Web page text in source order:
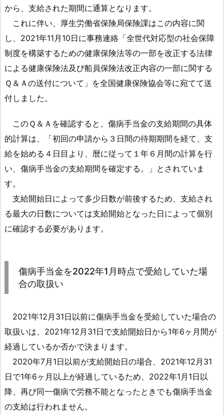
月
か
病
手
当
金
支
給
さ
た
間
に
通
傷
病
金
を
2
0
年
1
から、支給された期間に通算となります。
これに伴い、厚生労働省保険局保険課はこの内容に関
し、2021年11月10日に事務連絡「全世代対応型の社会保障
制度を構築するための健康保険法等の一部を改正する法律
による健康保険法及び船員保険法改正内容の一部に関する
Ｑ＆Ａの送付について」を全国健康保険協会等に宛てて送
付しました。
このＱ＆Ａを確認すると、傷病手当金の支給期間の具体
的計算は、「初回の申請から３日間の待期期間を経て、支
給を始める４日目より、暦に従って１年６月間の計算を行
い、傷病手当金の支給期間を確定する。」とされていま
す。
支給開始日によって多少日数が前後するため、支給され
る最大の日数については支給開始となった日によって個別
に確認する必要があります。
傷病手当金を2022年1月時点で受給していた場
合の取扱い
2021年12月31日以前に傷病手当金を受給していた場合の
取扱いは、2021年12月31日で支給開始日から1年6ヶ月間が
経過しているか否かで決まります。
2020年7月1日以前が支給開始日の場合、2021年12月31
日で1年6ヶ月以上が経過しているため、2022年1月1日以
降、再び同一傷病で労務不能となったときでも傷病手当金
の支給は行われません。